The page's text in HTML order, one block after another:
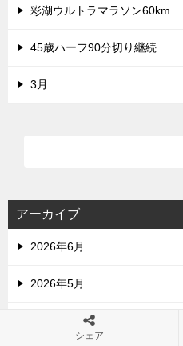
彩湖ウルトラマラソン60km
45歳ハーフ90分切り継続
3月
アーカイブ
2026年6月
2026年5月
2026年4月
シェア